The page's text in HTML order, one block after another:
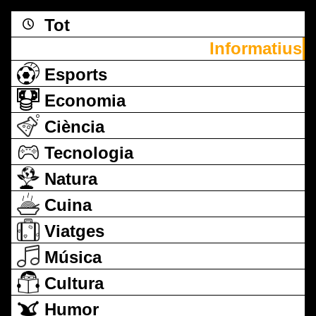
Tot
Informatius
Esports
Economia
Ciència
Tecnologia
Natura
Cuina
Viatges
Música
Cultura
Humor